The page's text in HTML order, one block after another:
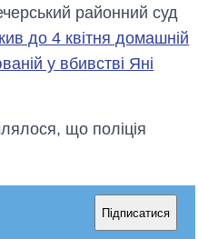
районний суд
до 4 квітня домашній
у вбивстві Яні
що поліція
Підписатися